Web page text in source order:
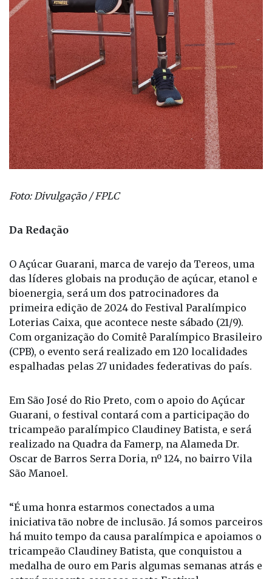
Foto: Divulgação / FPLC
Da Redação
O Açúcar Guarani, marca de varejo da Tereos, uma
das líderes globais na produção de açúcar, etanol e
bioenergia, será um dos patrocinadores da
primeira edição de 2024 do Festival Paralímpico
Loterias Caixa, que acontece neste sábado (21/9).
Com organização do Comitê Paralímpico Brasileiro
(CPB), o evento será realizado em 120 localidades
espalhadas pelas 27 unidades federativas do país.
Em São José do Rio Preto, com o apoio do Açúcar
Guarani, o festival contará com a participação do
tricampeão paralímpico Claudiney Batista, e será
realizado na Quadra da Famerp, na Alameda Dr.
Oscar de Barros Serra Doria, nº 124, no bairro Vila
São Manoel.
“É uma honra estarmos conectados a uma
iniciativa tão nobre de inclusão. Já somos parceiros
há muito tempo da causa paralímpica e apoiamos o
tricampeão Claudiney Batista, que conquistou a
medalha de ouro em Paris algumas semanas atrás e